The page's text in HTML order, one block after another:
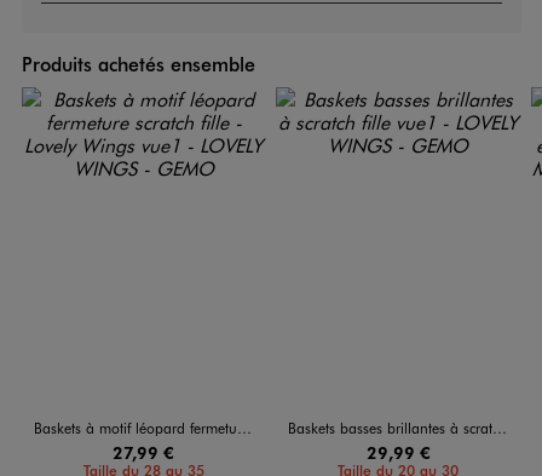
Produits achetés ensemble
Baskets à motif léopard fermeture scratch fille - Lovely Wings
27,99 €
Taille du 28 au 35
Baskets basses brillantes à scratch fille
29,99 €
Taille du 20 au 30